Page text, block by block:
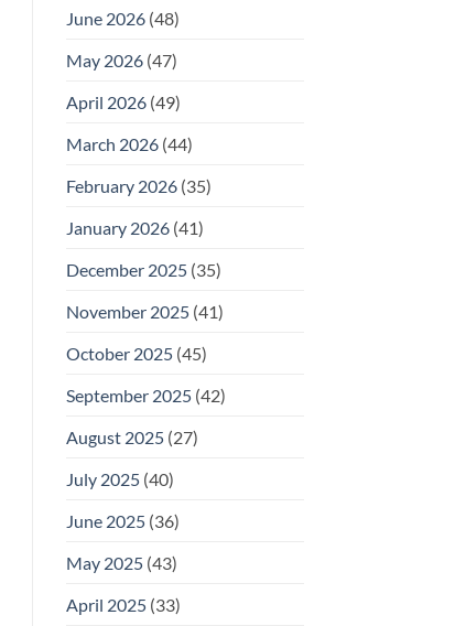
June 2026(48)
May 2026(47)
April 2026(49)
March 2026(44)
February 2026(35)
January 2026(41)
December 2025(35)
November 2025(41)
October 2025(45)
September 2025(42)
August 2025(27)
July 2025(40)
June 2025(36)
May 2025(43)
April 2025(33)